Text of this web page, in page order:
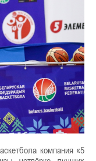
компания «5